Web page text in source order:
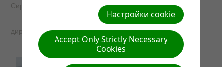
Сироткина Светлана Ивановна,
директор отдела детского служения УУК.
Настройки cookie
Accept Only Strictly Necessary
Cookies